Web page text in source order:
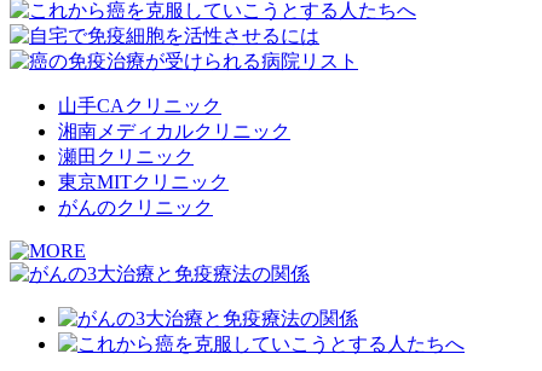
山手CAクリニック
湘南メディカルクリニック
瀬田クリニック
東京MITクリニック
がんのクリニック